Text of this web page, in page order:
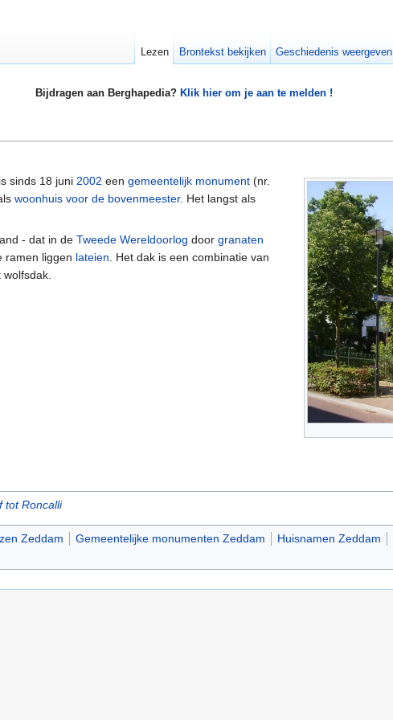
Bijdragen aan Berghapedia? Klik hier om je aan te melden !
is sinds 18 juni 2002 een gemeentelijk monument (nr.
woonhuis voor de bovenmeester. Het langst als
- dat in de Tweede Wereldoorlog door granaten
ramen liggen lateien . Het dak is een combinatie van
tot Roncalli
Zeddam Gemeentelijke monumenten Zeddam Huisnamen Zeddam
Lezen Brontekst bekijken Geschiedenis weergeven